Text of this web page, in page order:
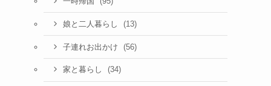
娘と二人暮らし (13)
子連れお出かけ (56)
家と暮らし (34)